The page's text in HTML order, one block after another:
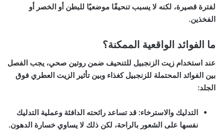
لفترة قصيرة، لكنه لا يسبب تنحيفًا موضعيًا للبطن أو الخصر أو
الفخذين.
ما الفوائد الواقعية الممكنة؟
عند استخدام زيت الزنجبيل للتنحيف ضمن روتين صحي، يجب الفصل
بين الفوائد المحتملة للزنجبيل كغذاء وبين تأثير الزيت العطري فوق
الجلد:
التدليك والاسترخاء: قد تساعد رائحته الدافئة وعملية التدليك
نفسها على الشعور بالراحة، لكن ذلك لا يساوي خسارة الدهون.